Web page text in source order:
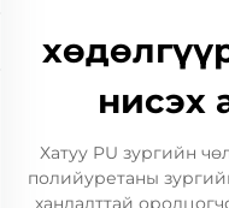
нисэх
Хатуу PU зургийн
полийуретаны
хандалттай